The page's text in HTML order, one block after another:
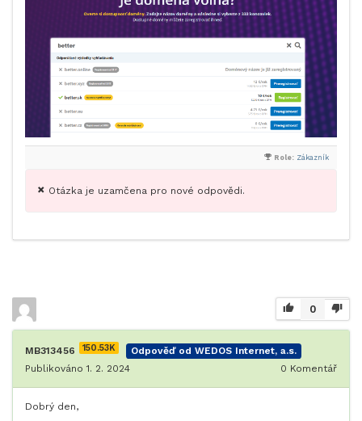
Role: Zákazník
Otázka je uzamčena pro nové odpovědi.
0
MB313456 150.53K
Odpověď od WEDOS Internet, a.s.
Publikováno 1. 2. 2024
0 Komentář
Dobrý den,